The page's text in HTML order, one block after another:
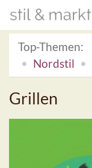
Top-Themen:
Nordstil
Grillen